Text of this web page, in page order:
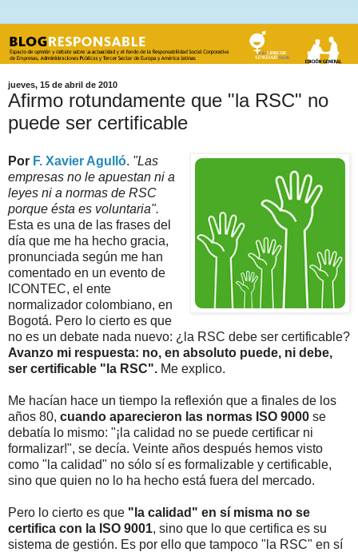
jueves, 15 de abril de 2010
Afirmo rotundamente que "la RSC" no
puede ser certificable
Por F. Xavier Agulló. "Las
empresas no le apuestan ni a
leyes ni a normas de RSC
porque ésta es voluntaria".
Esta es una de las frases del
día que me ha hecho gracia,
pronunciada según me han
comentado en un evento de
ICONTEC, el ente
normalizador colombiano, en
Bogotá. Pero lo cierto es que
no es un debate nada nuevo: ¿la RSC debe ser certificable?
Avanzo mi respuesta: no, en absoluto puede, ni debe,
ser certificable "la RSC". Me explico.
Me hacían hace un tiempo la reflexión que a finales de los
años 80, cuando aparecieron las normas ISO 9000 se
debatía lo mismo: "¡la calidad no se puede certificar ni
formalizar!", se decía. Veinte años después hemos visto
como "la calidad" no sólo sí es formalizable y certificable,
sino que quien no lo ha hecho está fuera del mercado.
Pero lo cierto es que "la calidad" en sí misma no se
certifica con la ISO 9001, sino que lo que certifica es su
sistema de gestión. Es por ello que tampoco "la RSC" en sí